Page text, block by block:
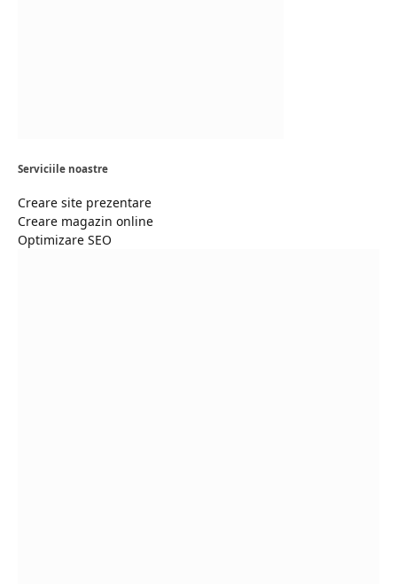
Serviciile noastre
Creare site prezentare
Creare magazin online
Optimizare SEO